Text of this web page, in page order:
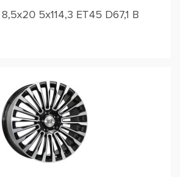
5x114,3 ET45 D67,1 B